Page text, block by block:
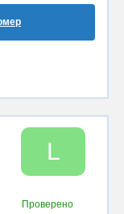
L
Проверено